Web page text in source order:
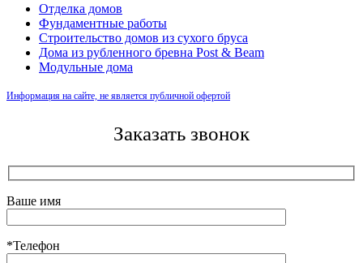
Отделка домов
Фундаментные работы
Строительство домов из сухого бруса
Дома из рубленного бревна Post & Beam
Модульные дома
Информация на сайте, не является публичной офертой
Заказать звонок
Ваше имя
*Телефон